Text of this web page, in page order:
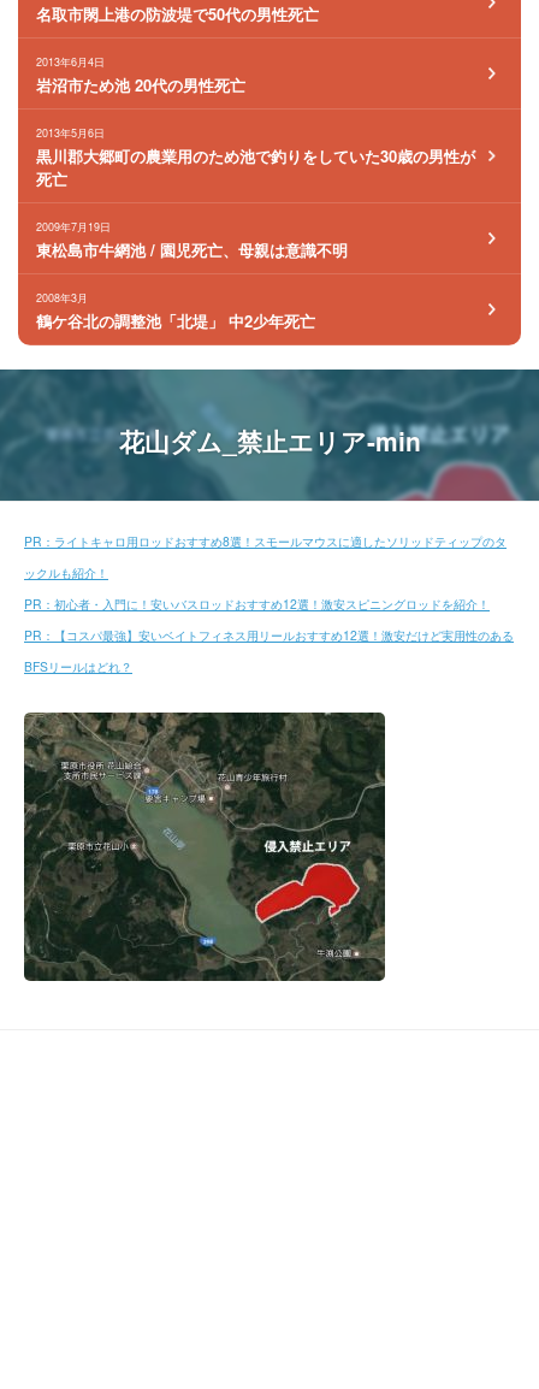
名取市閖上港の防波堤で50代の男性死亡
2013年6月4日
岩沼市ため池 20代の男性死亡
2013年5月6日
黒川郡大郷町の農業用のため池で釣りをしていた30歳の男性が
死亡
2009年7月19日
東松島市牛網池 / 園児死亡、母親は意識不明
2008年3月
鶴ケ谷北の調整池「北堤」 中2少年死亡
花山ダム_禁止エリア-min
PR：ライトキャロ用ロッドおすすめ8選！スモールマウスに適したソリッドティップのタ
ックルも紹介！
PR：初心者・入門に！安いバスロッドおすすめ12選！激安スピニングロッドを紹介！
PR：【コスパ最強】安いベイトフィネス用リールおすすめ12選！激安だけど実用性のある
BFSリールはどれ？